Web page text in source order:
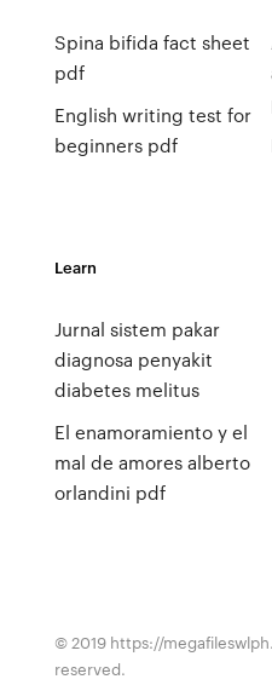
Spina bifida fact sheet
pdf
English writing test for
beginners pdf
Learn
Jurnal sistem pakar
diagnosa penyakit
diabetes melitus
El enamoramiento y el
mal de amores alberto
orlandini pdf
© 2019 https://
reserved.